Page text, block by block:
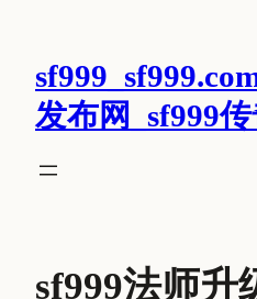
发布网_sf999
sf999法师升